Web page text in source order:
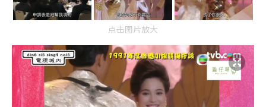
点击图片放大